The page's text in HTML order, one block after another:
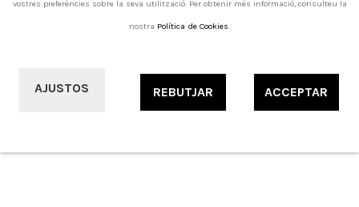
vostres preferències sobre la seva utilització. Per obtenir més informació, consulteu la
nostra Política de Cookies.
AJUSTOS ACCEPTAR
REBUTJAR